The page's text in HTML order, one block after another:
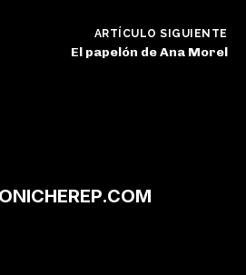
ARTÍCULO SIGUIENTE
El papelón de Ana Morel